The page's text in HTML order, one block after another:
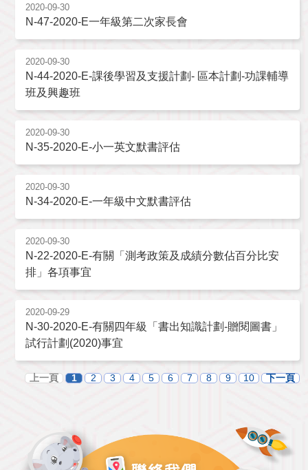
2020-09-30
N-47-2020-E一年級第二次家長會
2020-09-30
N-44-2020-E-課後學習及支援計劃- 區本計劃-功課輔導
班及興趣班
2020-09-30
N-35-2020-E-小一英文默書評估
2020-09-30
N-34-2020-E-一年級中文默書評估
2020-09-30
N-22-2020-E-有關「測考政策及成績分數佔百分比安
排」各項事宜
2020-09-29
N-30-2020-E-有關四年級「書出知識計劃-贈閱圖書」
試行計劃(2020)事宜
上一頁 1 2 3 4 5 6 7 8 9 10 下一頁